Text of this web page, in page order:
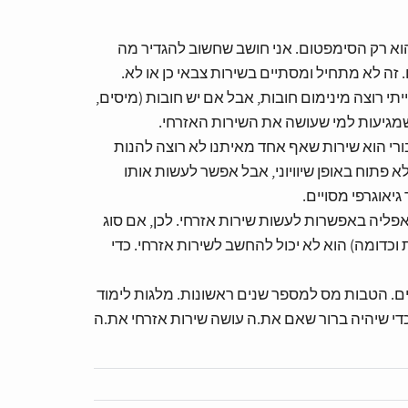
הוא רק הסימפטום. אני חושב שחשוב להגדיר מה
לא מתחיל ומסתיים בשירות צבאי כן או לא.
רוצה מינימום חובות, אבל אם יש חובות (מיסים,
שמגיעות למי שעושה את השירות האזרחי.
הוא שירות שאף אחד מאיתנו לא רוצה להנות
פתוח באופן שיוויוני, אבל אפשר לעשות אותו
מסויים.
באפשרות לעשות שירות אזרחי. לכן, אם סוג
הוא לא יכול להחשב לשירות אזרחי. כדי
הטבות מס למספר שנים ראשונות. מלגות לימוד
שיהיה ברור שאם את.ה עושה שירות אזרחי את.ה
I agree
I disagree